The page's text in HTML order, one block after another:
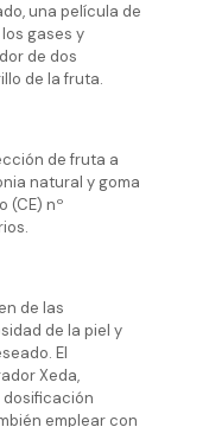
una película de
gases y
de dos
de la fruta.
de fruta a
natural y goma
(CE) nº
de las
de la piel y
El
Xeda,
dosificación
emplear con